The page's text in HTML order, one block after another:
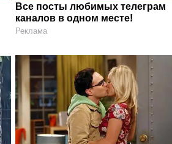
Все посты любимых телеграм
каналов в одном месте!
Реклама